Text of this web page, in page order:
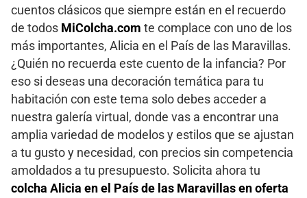
cuentos clásicos que siempre están en el recuerdo
de todos MiColcha.com te complace con uno de los
más importantes, Alicia en el País de las Maravillas.
¿Quién no recuerda este cuento de la infancia? Por
eso si deseas una decoración temática para tu
habitación con este tema solo debes acceder a
nuestra galería virtual, donde vas a encontrar una
amplia variedad de modelos y estilos que se ajustan
a tu gusto y necesidad, con precios sin competencia
amoldados a tu presupuesto. Solicita ahora tu
colcha Alicia en el País de las Maravillas en oferta